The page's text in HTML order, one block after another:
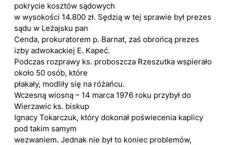
pokrycie kosztów sądowych
w wysokości 14.800 zł. Sędzią w tej sprawie był prezes
sądu w Leżajsku pan
Cenda, prokuratorem p. Barnat, zaś obrońcą prezes
izby adwokackiej E. Kapeć.
Podczas rozprawy ks. proboszcza Rzeszutka wspierało
około 50 osób, które
płakały, modliły się na różańcu.
Wczesną wiosną – 14 marca 1976 roku przybył do
Wierzawic ks. biskup
Ignacy Tokarczuk, który dokonał poświecenia kaplicy
pod takim samym
wezwaniem. Jednak nie był to koniec problemów,